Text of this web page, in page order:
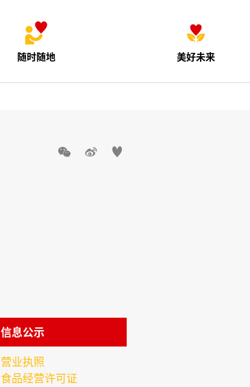
随时随地 美好未来
  
信息公示
营业执照
食品经营许可证